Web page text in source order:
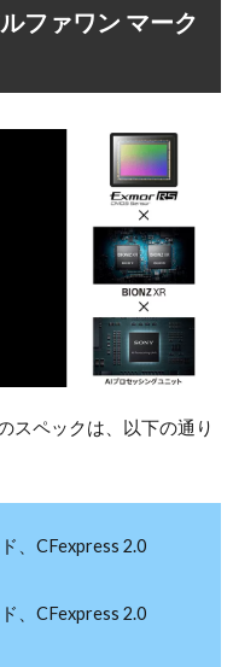
ファワン マーク
スペックは、以下の通り
、CFexpress 2.0
、CFexpress 2.0